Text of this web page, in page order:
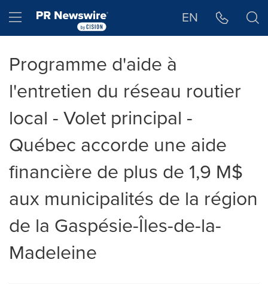
Hamburger menu EN
Programme d'aide à
l'entretien du réseau routier
local - Volet principal -
Québec accorde une aide
financière de plus de 1,9 M$
aux municipalités de la région
de la Gaspésie-Îles-de-la-
Madeleine